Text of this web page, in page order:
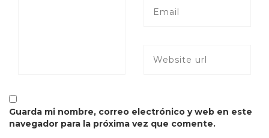
Guarda mi nombre, correo electrónico y web en este
navegador para la próxima vez que comente.